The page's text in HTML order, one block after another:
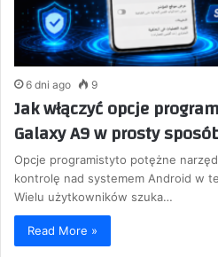
6 dni ago 9
Jak włączyć opcje
Galaxy A9 w prosty
Opcje programistyto potężne
kontrolę nad systemem Android w
Wielu użytkowników szuka…
Read More »